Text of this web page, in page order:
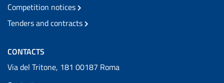
Competition notices
Tenders and contracts
CONTACTS
Via del Tritone, 181 00187 Roma